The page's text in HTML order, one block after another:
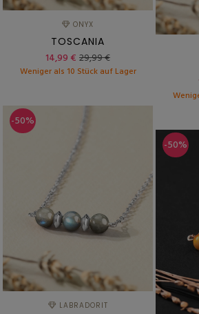
ONYX
TOSCANIA
14,99 € 29,99 €
Weniger als 10 Stück auf Lager
-50%
LABRADORIT
-50%